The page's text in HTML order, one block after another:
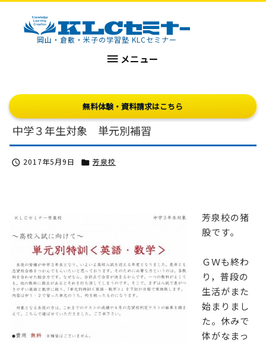
KLCセミナー岡山・倉敷・米子の学習塾 KLCセミナー
 メニュー
無料体験・資料請求はこちら
中学３年生対象 単元別補習
 2017年5月9日  芳泉校
芳泉校の猪
股です。
ＧＷも終わ
り，普段の
生活がまた
始まりまし
た。休みで
体がなまっ